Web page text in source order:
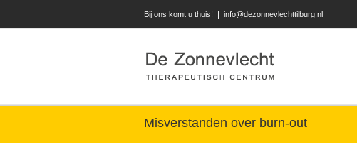
Bij ons komt u thuis! info@dezonnevlechttilburg.nl
Misverstanden over burn-out